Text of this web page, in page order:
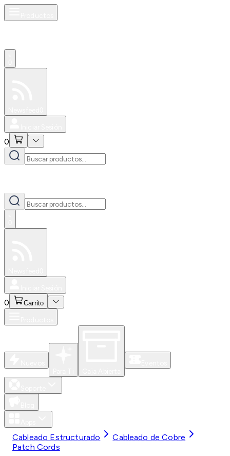
0
0 Carrito
Cableado Estructurado
Cableado de Cobre
Patch Cords